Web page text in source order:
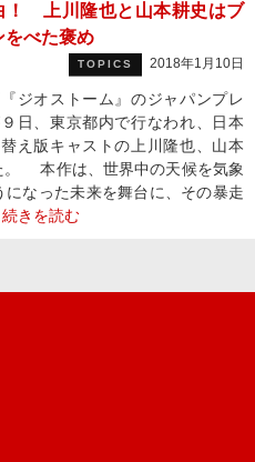
！ 上川隆也と山本耕史はブ
をべた褒め
TOPICS 2018年1月10日
ジオストーム』のジャパンプレ
日、東京都内で行なわれ、日本
え版キャストの上川隆也、山本
。 本作は、世界中の天候を気象
なった未来を舞台に、その暴走
続きを読む